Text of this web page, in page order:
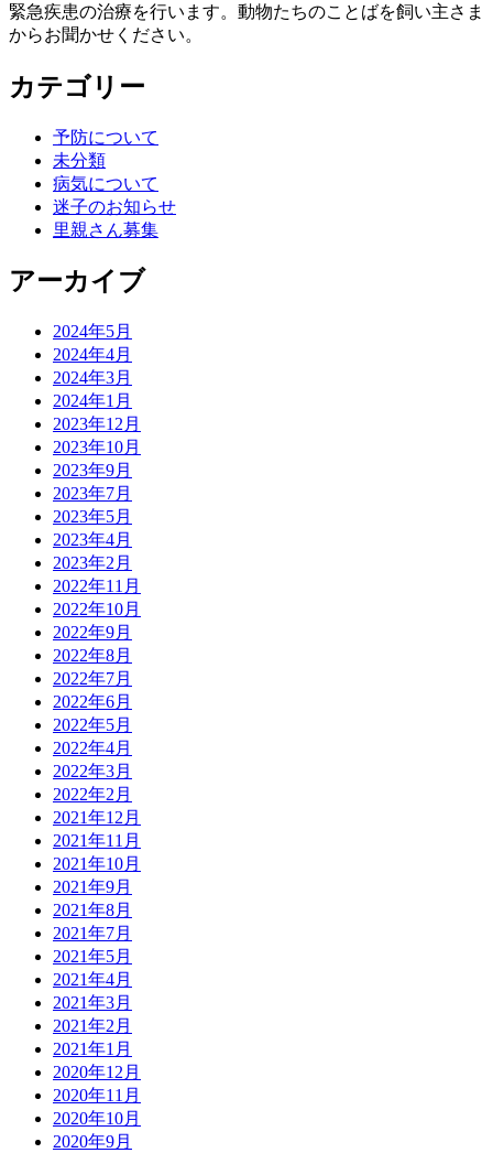
緊急疾患の治療を行います。動物たちのことばを飼い主さま
からお聞かせください。
カテゴリー
予防について
未分類
病気について
迷子のお知らせ
里親さん募集
アーカイブ
2024年5月
2024年4月
2024年3月
2024年1月
2023年12月
2023年10月
2023年9月
2023年7月
2023年5月
2023年4月
2023年2月
2022年11月
2022年10月
2022年9月
2022年8月
2022年7月
2022年6月
2022年5月
2022年4月
2022年3月
2022年2月
2021年12月
2021年11月
2021年10月
2021年9月
2021年8月
2021年7月
2021年5月
2021年4月
2021年3月
2021年2月
2021年1月
2020年12月
2020年11月
2020年10月
2020年9月